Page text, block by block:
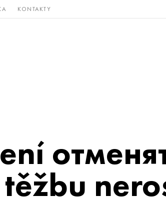
KONTAKTY
Vzácné a Bronz,